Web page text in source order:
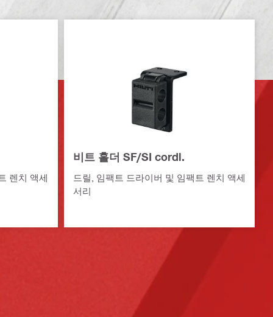
렌치 액세
비트 홀더 SF/SI cordl.
드릴, 임팩트 드라이버 및 임팩트 렌치 액세
서리